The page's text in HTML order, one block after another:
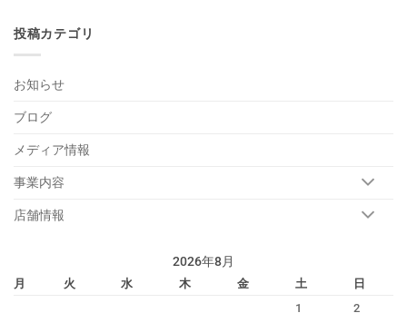
は
藤
に
飲
は
投稿カテゴリ
お知らせ
ブログ
メディア情報
事業内容
店舗情報
2026年8月
月 火 水 木 金 土
日
1
2